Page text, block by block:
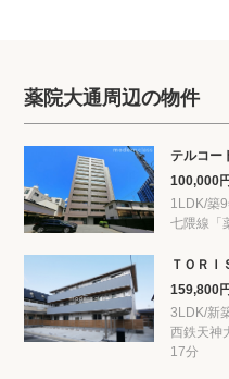
薬院大通周辺の物件
テルコー
100,000円
1LDK/築
七隈線「
ＴＯＲＩ
159,800
3LDK/新
西鉄天神
17分